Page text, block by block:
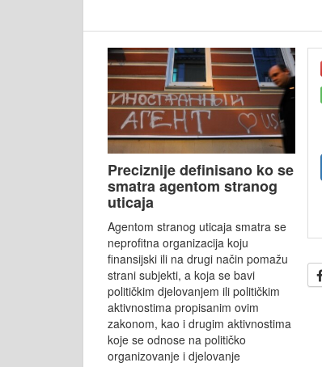
Preciznije definisano ko se
smatra agentom stranog
uticaja
Agentom stranog uticaja smatra se
neprofitna organizacija koju
finansijski ili na drugi način pomažu
strani subjekti, a koja se bavi
političkim djelovanjem ili političkim
aktivnostima propisanim ovim
zakonom, kao i drugim aktivnostima
koje se odnose na političko
organizovanje i djelovanje